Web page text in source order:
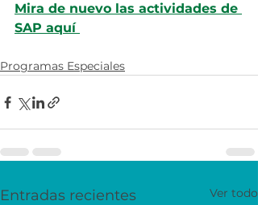
Mira de nuevo las actividades de
SAP aquí
Programas Especiales
Entradas recientes Ver todo